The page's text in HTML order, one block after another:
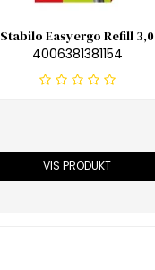
Stabilo Easyergo Refill 3,0
4006381381154
VIS PRODUKT